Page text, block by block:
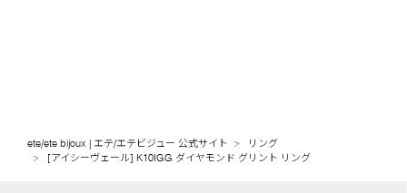
ete/ete bijoux | エテ/エテビジュー 公式サイト
リング
[アイシーヴェール] K10IGG ダイヤモンド グリント リング